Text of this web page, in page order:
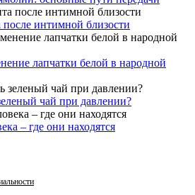
интимной близости
лапчатки белой в народной
чай при давлении?
– где они находятся